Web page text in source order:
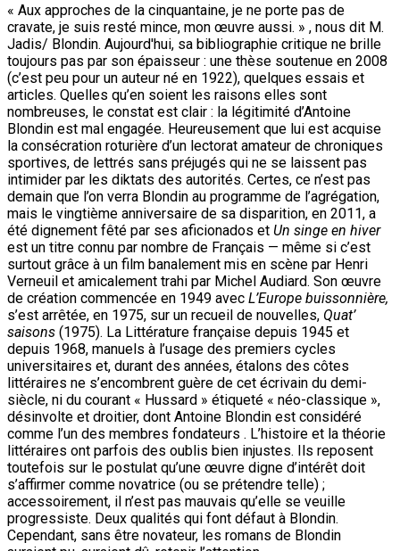
« Aux approches de la cinquantaine, je ne porte pas de
cravate, je suis resté mince, mon œuvre aussi. » , nous dit M.
Jadis/ Blondin. Aujourd'hui, sa bibliographie critique ne brille
toujours pas par son épaisseur : une thèse soutenue en 2008
(c’est peu pour un auteur né en 1922), quelques essais et
articles. Quelles qu’en soient les raisons elles sont
nombreuses, le constat est clair : la légitimité d’Antoine
Blondin est mal engagée. Heureusement que lui est acquise
la consécration roturière d’un lectorat amateur de chroniques
sportives, de lettrés sans préjugés qui ne se laissent pas
intimider par les diktats des autorités. Certes, ce n’est pas
demain que l’on verra Blondin au programme de l’agrégation,
mais le vingtième anniversaire de sa disparition, en 2011, a
été dignement fêté par ses aficionados et Un singe en hiver
est un titre connu par nombre de Français — même si c’est
surtout grâce à un film banalement mis en scène par Henri
Verneuil et amicalement trahi par Michel Audiard. Son œuvre
de création commencée en 1949 avec L’Europe buissonnière,
s’est arrêtée, en 1975, sur un recueil de nouvelles, Quat’
saisons (1975). La Littérature française depuis 1945 et
depuis 1968, manuels à l’usage des premiers cycles
universitaires et, durant des années, étalons des côtes
littéraires ne s’encombrent guère de cet écrivain du demi-
siècle, ni du courant « Hussard » étiqueté « néo-classique »,
désinvolte et droitier, dont Antoine Blondin est considéré
comme l’un des membres fondateurs . L’histoire et la théorie
littéraires ont parfois des oublis bien injustes. Ils reposent
toutefois sur le postulat qu’une œuvre digne d’intérêt doit
s’affirmer comme novatrice (ou se prétendre telle) ;
accessoirement, il n’est pas mauvais qu’elle se veuille
progressiste. Deux qualités qui font défaut à Blondin.
Cependant, sans être novateur, les romans de Blondin